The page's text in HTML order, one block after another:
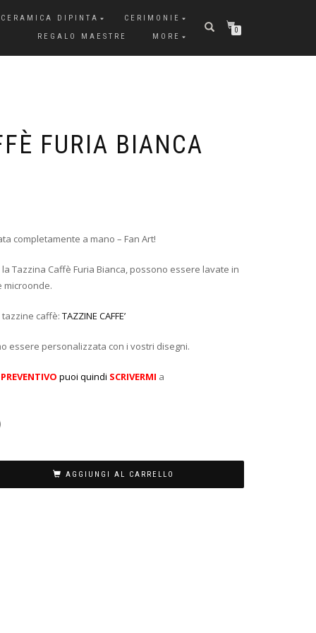
CERAMICA DIPINTA
CERIMONIE
REGALO MAESTRE
MORE
0
FURIA BIANCA
completamente a mano – Fan Art!
Tazzina Caffè Furia Bianca, possono essere lavate in
microonde.
caffè: TAZZINE CAFFE’
essere personalizzata con i vostri disegni.
PREVENTIVO puoi quindi SCRIVERMI a
AGGIUNGI AL CARRELLO